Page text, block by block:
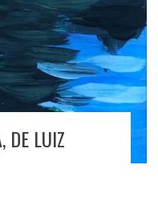
DE LUIZ